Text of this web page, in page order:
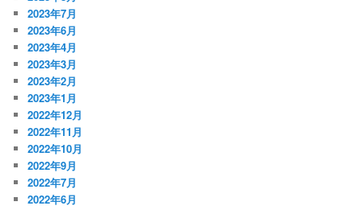
2023年7月
2023年6月
2023年4月
2023年3月
2023年2月
2023年1月
2022年12月
2022年11月
2022年10月
2022年9月
2022年7月
2022年6月